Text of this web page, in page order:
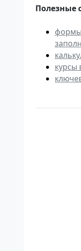
Полезные
курсы